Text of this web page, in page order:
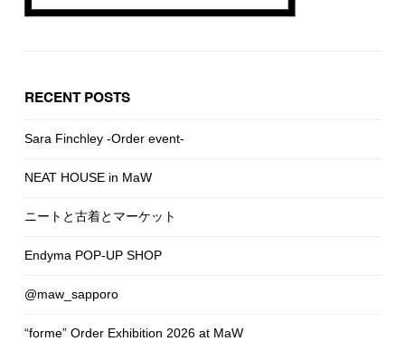
RECENT POSTS
Sara Finchley -Order event-
NEAT HOUSE in MaW
ニートと古着とマーケット
Endyma POP-UP SHOP
@maw_sapporo
“forme” Order Exhibition 2026 at MaW